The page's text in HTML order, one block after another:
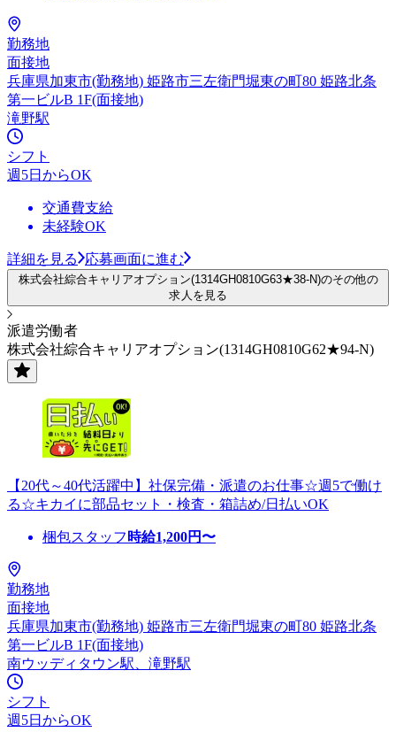
勤務地
面接地
兵庫県加東市(勤務地) 姫路市三左衛門堀東の町80 姫路北条
第一ビルB 1F(面接地)
滝野駅
シフト
週5日からOK
交通費支給
未経験OK
詳細を見る 応募画面に進む
株式会社綜合キャリアオプション(1314GH0810G63★38-N)のその他の
求人を見る
派遣労働者
株式会社綜合キャリアオプション(1314GH0810G62★94-N)
【20代～40代活躍中】社保完備・派遣のお仕事☆週5で働け
る☆キカイに部品セット・検査・箱詰め/日払いOK
梱包スタッフ 時給1,200円〜
勤務地
面接地
兵庫県加東市(勤務地) 姫路市三左衛門堀東の町80 姫路北条
第一ビルB 1F(面接地)
南ウッディタウン駅、滝野駅
シフト
週5日からOK